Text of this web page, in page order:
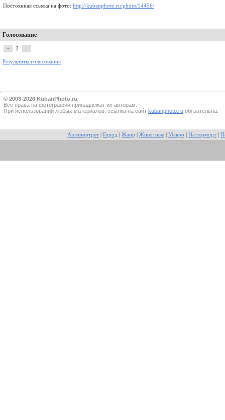
Постоянная ссылка на фото: http://kubanphoto.ru/photo/14456/
Голосование
+ 2 –
Результаты голосования
© 2003-2026 KubanPhoto.ru
Все прaва на фотографии принадлежат их авторам.
При использовании любых материалов, ссылка на сайт kubanphoto.ru обязательна.
Автопортрет Город Жанр Животные Макро Натюрморт